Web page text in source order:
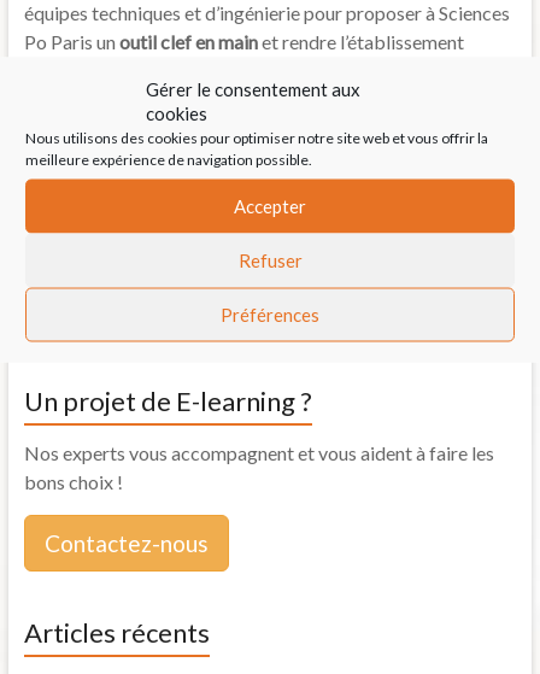
Gérer le consentement aux
cookies
Nous utilisons des cookies pour optimiser notre site web et vous offrir la
meilleure expérience de navigation possible.
Accepter
Refuser
Préférences
équipes techniques et d’ingénierie pour proposer à Sciences
Po Paris un outil clef en mainet rendre l’établissement
2012,Actualités
←Les ressources de l’UNJF sont accessibles aux
Webmaster Online
Un projet de E-learning ?
Nos experts vous accompagnent et vous aident à faire les
bons choix !
Contactez-nous
Articles récents